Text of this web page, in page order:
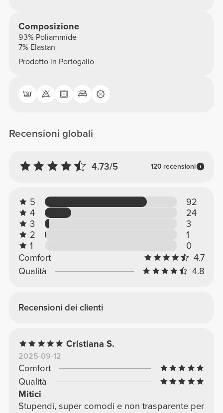
Composizione
93% Poliammide
7% Elastan
Prodotto in Portogallo
Recensioni globali
4.73/5 120 recensioni
5
92
4
24
3
3
2
1
1
0
Comfort
4.7
Qualità
4.8
Recensioni dei clienti
Cristiana S.
2025-09-12
Comfort
Qualità
Mitici
Stupendi, super comodi e non trasparente per